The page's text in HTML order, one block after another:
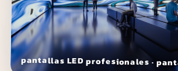
pantallas LED profesionales ·